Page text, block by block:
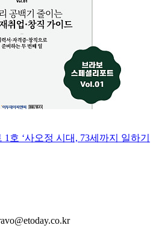
1호 ‘사오정 시대, 73세까지 일하기